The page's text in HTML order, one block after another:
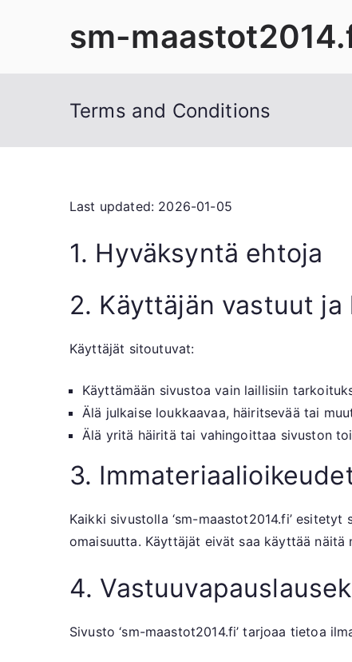
sm-
Terms and Conditions
Last updated: 2026-01-05
1. Hyväksyntä ehtoja
2. Käyttäjän vastuut
Käyttäjät sitoutuvat:
Käyttämään sivustoa vain laillisiin
Älä julkaise loukkaavaa, häiritsevää tai
Älä yritä häiritä tai vahingoittaa sivuston
3.
Kaikki sivustolla ‘sm-maastot2014.fi’
omaisuutta. Käyttäjät eivät saa käyttää näitä
4.
Sivusto ‘sm-maastot2014.fi’ tarjoaa tietoa